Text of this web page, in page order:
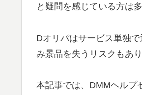
と疑問を感じている方は
Dオリパはサービス単独
み景品を失うリスクもあり
本記事では、DMMヘルプ